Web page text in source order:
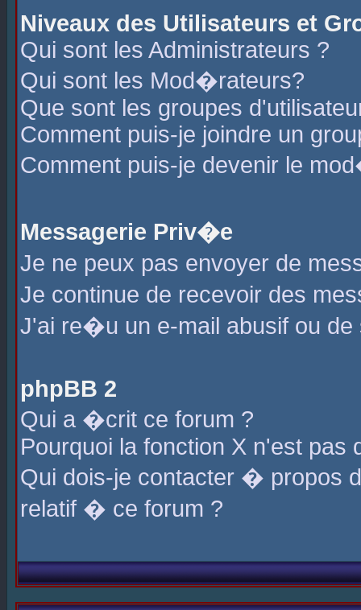
Niveaux des Utilisateurs et
Qui sont les Administrateurs ?
Qui sont les Mod�rateurs?
Que sont les groupes
Comment puis-je joindre un
Comment puis-je devenir le
Messagerie Priv�e
Je ne peux pas envoyer de
Je continue de recevoir des
J'ai re�u un e-mail abusif ou de
phpBB 2
Qui a �crit ce forum ?
Pourquoi la fonction X n'est pas
Qui dois-je contacter � propos
relatif � ce forum ?